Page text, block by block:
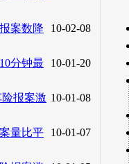
10-02-08
案数降
10-01-20
分钟最
10-01-08
报案激
10-01-07
量比平